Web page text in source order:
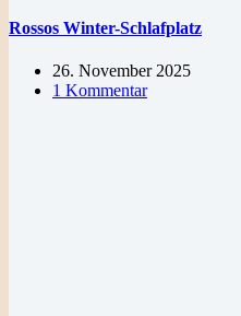
Rossos Winter-Schlafplatz
26. November 2025
1 Kommentar